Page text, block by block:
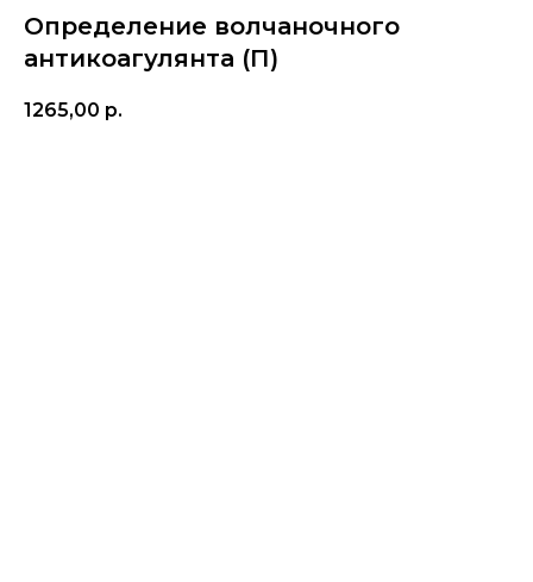
Определение волчаночного
антикоагулянта (П)
1265,00 р.